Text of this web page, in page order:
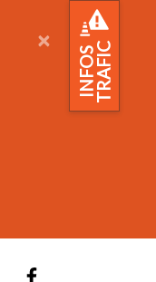
×
INFOSTRAFIC